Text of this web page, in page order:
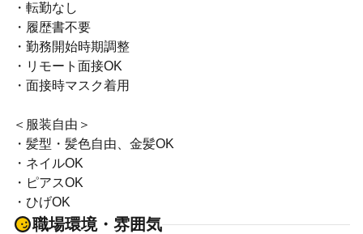
・転勤なし
・履歴書不要
・勤務開始時期調整
・リモート面接OK
・面接時マスク着用
＜服装自由＞
・髪型・髪色自由、金髪OK
・ネイルOK
・ピアスOK
・ひげOK
職場環境・雰囲気